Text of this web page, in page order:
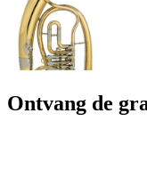
Ontvang de